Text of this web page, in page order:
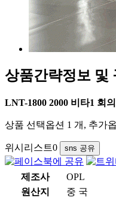
상품간략정보 및
LNT-1800 2000 비타1 회
상품 선택옵션 1 개, 추가
위시리스트0 sns 공유
제조사
OPL
원산지
중 국